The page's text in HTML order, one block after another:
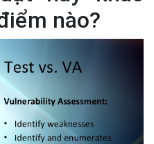
nào?